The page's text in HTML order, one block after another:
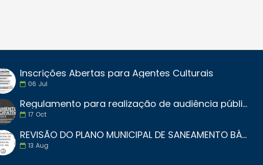
Inscrições Abertas para Agentes Culturais
06 Jul
Regulamento para realização de audiência pública para orçamento participativo
17 Oct
REVISÃO DO PLANO MUNICIPAL DE SANEAMENTO BÁSICO DE JACUÍ - MG
13 Aug